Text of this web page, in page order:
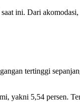
ini. Dari
tertinggi
yakni 5,54 persen.